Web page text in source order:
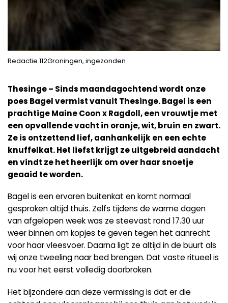
Redactie 112Groningen, ingezonden
Thesinge – Sinds maandagochtend wordt onze
poes Bagel vermist vanuit Thesinge. Bagel is een
prachtige Maine Coon x Ragdoll, een vrouwtje met
een opvallende vacht in oranje, wit, bruin en zwart.
Ze is ontzettend lief, aanhankelijk en een echte
knuffelkat. Het liefst krijgt ze uitgebreid aandacht
en vindt ze het heerlijk om over haar snoetje
geaaid te worden.
Bagel is een ervaren buitenkat en komt normaal
gesproken altijd thuis. Zelfs tijdens de warme dagen
van afgelopen week was ze steevast rond 17.30 uur
weer binnen om kopjes te geven tegen het aanrecht
voor haar vleesvoer. Daarna ligt ze altijd in de buurt als
wij onze tweeling naar bed brengen. Dat vaste ritueel is
nu voor het eerst volledig doorbroken.
Het bijzondere aan deze vermissing is dat er die